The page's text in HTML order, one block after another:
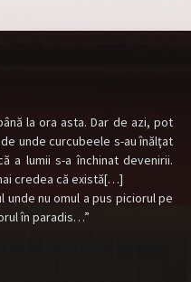
la ora asta. Dar de azi, pot
unde curcubeele s-au înălţat
a lumii s-a închinat devenirii.
credea că există[…]
unde nu omul a pus piciorul pe
în paradis…”